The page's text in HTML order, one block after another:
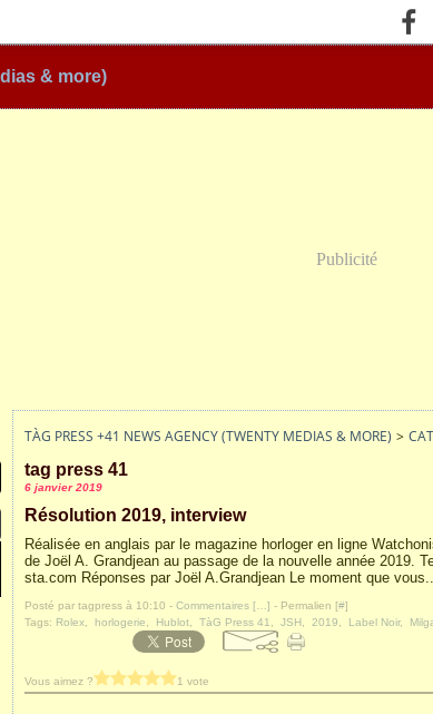
& more)
Publicité
TÀG PRESS +41 NEWS AGENCY (TWENTY MEDIAS & MORE) >
tag press 41
6 janvier 2019
Résolution 2019, interview
Réalisée en anglais par le magazine horloger en ligne
de Joël A. Grandjean au passage de la nouvelle année 2019.
sta.com Réponses par Joël A.Grandjean Le moment que
Posté par tagpress à 10:10 - Commentaires [ ] - Permalien [#]
Tags: Rolex horlogerie Hublot TàG Press 41 JSH 2019 Label Noir,
Vous aimez ? 1 vote